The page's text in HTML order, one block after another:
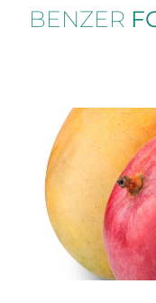
BENZER